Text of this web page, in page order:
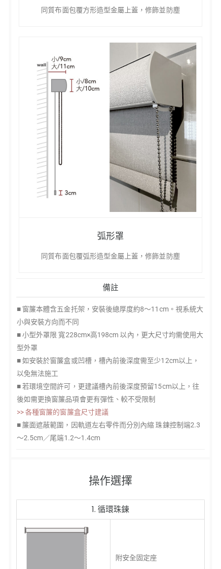
同質布面包覆方形造型金屬上蓋，修飾並防塵
弧形罩
同質布面包覆弧形造型金屬上蓋，修飾並防塵
備註
■ 窗簾本體含五金托架，安裝後總厚度約8～11cm。視系統大
小與安裝方向而不同
■ 小型外罩限 寬228cm×高198cm 以內，更大尺寸均需使用大
型外罩
■ 如安裝於窗簾盒或凹槽，槽內前後深度需至少12cm以上，
以免無法施工
■ 若環境空間許可，更建議槽內前後深度預留15cm以上，往
後如需更換窗簾品項會更有彈性、較不受限制
>> 各種窗簾的窗簾盒尺寸建議
■ 簾面遮蔽範圍，因軌道左右零件而分別內縮 珠鍊控制端2.3
～2.5cm／尾端1.2～1.4cm
操作選擇
1. 循環珠鍊
附安全固定座